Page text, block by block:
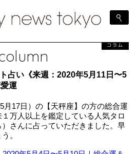
コラム
占い《来週：2020年5月11日〜5
運
月17日）の【天秤座】の方の総合運
万人以上を鑑定している人気タロ
さんに占っていただきました。早
。